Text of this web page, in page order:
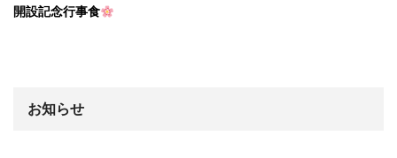
開設記念行事食
お知らせ